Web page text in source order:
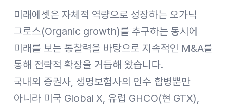
미래에셋은 자체적 역량으로 성장하는 오가닉
그로스(Organic growth)를 추구하는 동시에
미래를 보는 통찰력을 바탕으로 지속적인 M&A를
통해 전략적 확장을 거듭해 왔습니다.
국내외 증권사, 생명보험사의 인수 합병뿐만
아니라 미국 Global X, 유럽 GHCO(현 GTX),